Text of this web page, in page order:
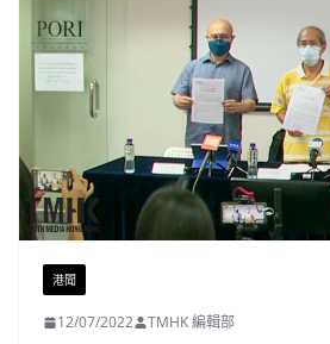
港聞
12/07/2022 TMHK 編輯部